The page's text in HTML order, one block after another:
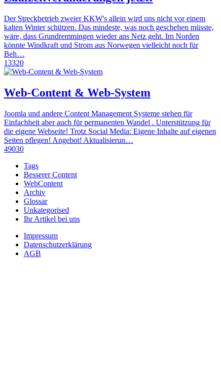
Der Streckbetrieb zweier KKW's allein wird uns nicht vor einem
kalten Winter schützen. Das mindeste, was noch geschehen müsste,
wäre, dass Grundremmingen wieder ans Netz geht. Im Norden
könnte Windkraft und Strom aus Norwegen vielleicht noch für
Beh…
13320
Web-Content & Web-System
Joomla und andere Content Management Systeme stehen für
Einfachheit aber auch für permanenten Wandel . Unterstützung für
die eigene Webseite! Trotz Social Media: Eigene Inhalte auf eigenen
Seiten pflegen! Angebot! Aktualisierun…
49030
Tags
Besserer Content
WebContent
Archiv
Glossar
Unkategorised
Ihr Artikel bei uns
Impressum
Datenschutzerklärung
AGB